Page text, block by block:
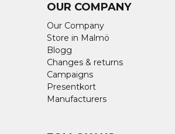
OUR COMPANY
Our Company
Store in Malmö
Blogg
Changes & returns
Campaigns
Presentkort
Manufacturers